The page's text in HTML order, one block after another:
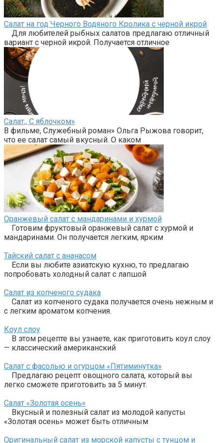
Салат на год Черного Водяного Кролика с черной икрой
Для любителей рыбных салатов предлагаю отличный
вариант с черной икрой. Получается отличное
Салат,, С яблочком»
В фильме, Служебный роман» Ольга Рыжова говорит,
что ее салат самый вкусный. О каком
Оранжевый салат с мандаринами и хурмой
Готовим фруктовый оранжевый салат с хурмой и
мандаринами. Он получается легким, ярким
Тайский салат с ананасом
Если вы любите азиатскую кухню, то предлагаю
попробовать холодный салат с лапшой
Салат из копченого судака
Салат из копченого судака получается очень нежным и
с легким ароматом копчения.
Коул слоу
В этом рецепте вы узнаете, как приготовить коул слоу
— классический американский
Салат с фасолью и огурцом «Пятиминутка»
Предлагаю рецепт овощного салата, который вы
легко сможете приготовить за 5 минут.
Салат «Золотая осень»
Вкусный и полезный салат из молодой капусты
«Золотая осень» может быть отличным
Оригинальный салат из морской капусты с тунцом и